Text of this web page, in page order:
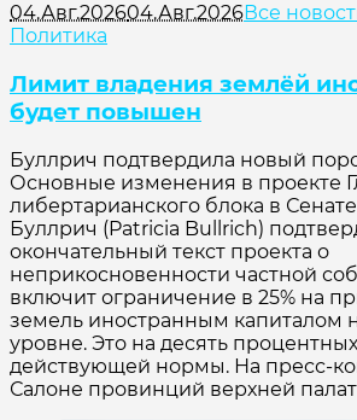
04.Авг.202604.Авг.2026Все
Политика
Лимит владения землёй
будет повышен
Буллрич подтвердила новый
Основные изменения в проекте
либертарианского блока в
Буллрич (Patricia Bullrich)
окончательный текст проекта о
неприкосновенности частной
включит ограничение в 25% на
земель иностранным капиталом
уровне. Это на десять
действующей нормы. На пресс-
Салоне провинций верхней